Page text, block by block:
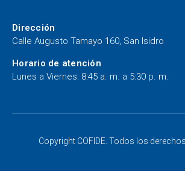
Dirección
Calle Augusto Tamayo 160, San Isidro
Horario de atención
Lunes a Viernes: 8:45 a. m. a 5:30 p. m.
Copyright COFIDE. Todos los